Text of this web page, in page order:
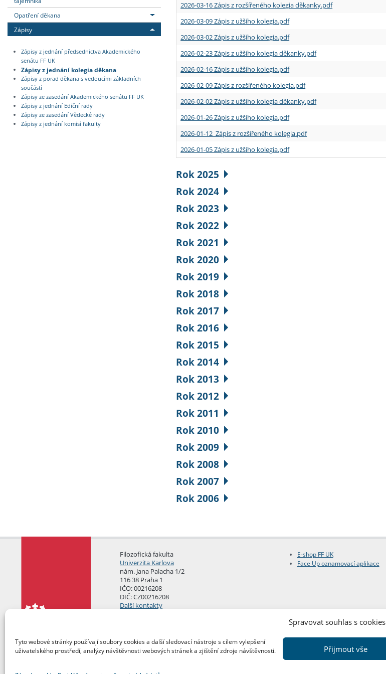
Spravovat souhlas s cookies
Tyto webové stránky používají soubory cookies a další sledovací nástroje s cílem vylepšení
uživatelského prostředí, analýzy návštěvnosti webových stránek a zjištění zdroje návštěvnosti.
Přijmout vše
Opatření děkana
Zápisy
Zápisy z jednání předsednictva Akademického
senátu FF UK
Zápisy z jednání kolegia děkana
Zápisy z porad děkana s vedoucími základních
součástí
Zápisy ze zasedání Akademického senátu FF UK
Zápisy z jednání Ediční rady
Zápisy ze zasedání Vědecké rady
Zápisy z jednání komisí fakulty
2026-03-16 Zápis z rozšířeného kolegia děkanky.pdf
2026-03-09 Zápis z užšího kolegia.pdf
2026-03-02 Zápis z užšího kolegia.pdf
2026-02-23 Zápis z užšího kolegia děkanky.pdf
2026-02-16 Zápis z užšího kolegia.pdf
2026-02-09 Zápis z rozšířeného kolegia.pdf
2026-02-02 Zápis z užšího kolegia děkanky.pdf
2026-01-26 Zápis z užšího kolegia.pdf
2026-01-12 Zápis z rozšířeného kolegia.pdf
2026-01-05 Zápis z užšího kolegia.pdf
Rok 2025
Rok 2024
Rok 2023
Rok 2022
Rok 2021
Rok 2020
Rok 2019
Rok 2018
Rok 2017
Rok 2016
Rok 2015
Rok 2014
Rok 2013
Rok 2012
Rok 2011
Rok 2010
Rok 2009
Rok 2008
Rok 2007
Rok 2006
Filozofická fakulta
Univerzita Karlova
nám. Jana Palacha 1/2
116 38 Praha 1
IČO: 00216208
DIČ: CZ00216208
Další kontakty
E-shop FF UK
Face Up oznamovací aplikace